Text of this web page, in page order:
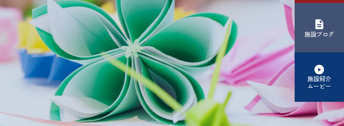
施設ブログ
施設紹介
ムービー